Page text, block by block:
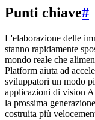
Punti chiave#
L'elaborazione delle
stanno rapidamente
mondo reale che
Platform aiuta ad
sviluppatori un modo
applicazioni di vision
la prossima
costruita più